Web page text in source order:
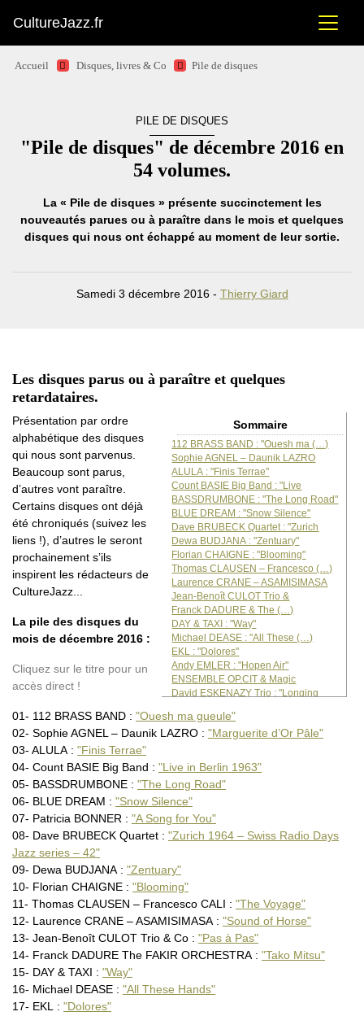
CultureJazz.fr
Accueil Disques, livres & Co Pile de disques
PILE DE DISQUES
"Pile de disques" de décembre 2016 en
54 volumes.
La « Pile de disques » présente succinctement les
nouveautés parues ou à paraître dans le mois et quelques
disques qui nous ont échappé au moment de leur sortie.
Samedi 3 décembre 2016 - Thierry Giard
Les disques parus ou à paraître et quelques
retardataires.
Sommaire
112 BRASS BAND : "Ouesh ma (…)
Sophie AGNEL – Daunik LAZRO
ALULA : "Finis Terrae"
Count BASIE Big Band : "Live
BASSDRUMBONE : "The Long Road"
BLUE DREAM : "Snow Silence"
Dave BRUBECK Quartet : "Zurich
Dewa BUDJANA : "Zentuary"
Florian CHAIGNE : "Blooming"
Thomas CLAUSEN – Francesco (…)
Laurence CRANE – ASAMISIMASA
Jean-Benoît CULOT Trio &
Franck DADURE & The (…)
DAY & TAXI : "Way"
Michael DEASE : "All These (…)
EKL : "Dolores"
Andy EMLER : "Hopen Air"
ENSEMBLE OP.CIT & Magic
David ESKENAZY Trio : "Longing
Raphaël HERLEM Quintet : (…)
The Fred HERSCH Trio : "Sunday
IMPERIAL QUARTET : "Grand (…)
Arne JANSEN Trio : "Nine (…)
Irene KEPL : "Sololos"
Franklin KIERMYER : "Closer To
Lee KONITZ – Kenny WHEELER (…)
Jobic LE MASSON Trio + Steve
Nicolas MEIER : "Infinity"
M&T@L IK : "M&T@L IK"
ODDJOB : "Folk"
Hanna PAULBERG Concept : (…)
Marion RAMPAL : "Main Blue"
Little Johnny RIVERO : "Music
Emmanuel SCARPA : "Invisible
Yotam SILBERSTEIN : "The (…)
Jarry SINGLA : "The Mumbai (…)
Présentation par ordre
alphabétique des disques
qui nous sont parvenus.
Beaucoup sont parus,
d’autres vont paraître.
Certains disques ont déjà
été chroniqués (suivez les
liens !), d’autres le seront
prochainement s’ils
inspirent les rédacteurs de
CultureJazz...
La pile des disques du
mois de décembre 2016 :
Cliquez sur le titre pour un
accès direct !
01- 112 BRASS BAND : "Ouesh ma gueule"
02- Sophie AGNEL – Daunik LAZRO : "Marguerite d’Or Pâle"
03- ALULA : "Finis Terrae"
04- Count BASIE Big Band : "Live in Berlin 1963"
05- BASSDRUMBONE : "The Long Road"
06- BLUE DREAM : "Snow Silence"
07- Patricia BONNER : "A Song for You"
08- Dave BRUBECK Quartet : "Zurich 1964 – Swiss Radio Days
Jazz series – 42"
09- Dewa BUDJANA : "Zentuary"
10- Florian CHAIGNE : "Blooming"
11- Thomas CLAUSEN – Francesco CALI : "The Voyage"
12- Laurence CRANE – ASAMISIMASA : "Sound of Horse"
13- Jean-Benoît CULOT Trio & Co : "Pas à Pas"
14- Franck DADURE The FAKIR ORCHESTRA : "Tako Mitsu"
15- DAY & TAXI : "Way"
16- Michael DEASE : "All These Hands"
17- EKL : "Dolores"